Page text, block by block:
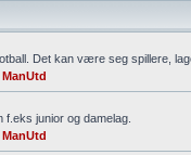
Det kan være seg spillere,
ManUtd
junior og damelag.
ManUtd